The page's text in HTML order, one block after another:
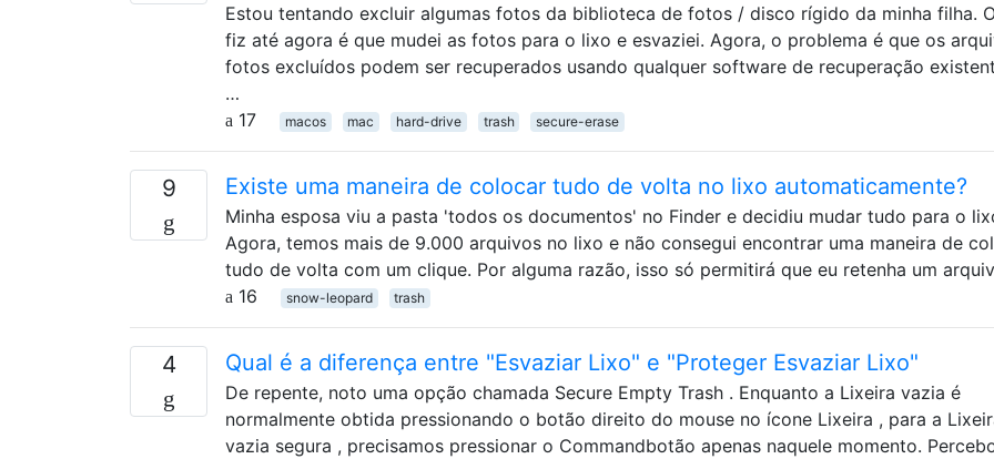
Estou tentando excluir algumas fotos da biblioteca de fotos / disco rígido da minha filha.
fiz até agora é que mudei as fotos para o lixo e esvaziei. Agora, o problema é que os
fotos excluídos podem ser recuperados usando qualquer software de recuperação
…
17
macos mac hard-drive trash secure-erase
9 Existe uma maneira de colocar tudo de volta no lixo automaticamente?
Minha esposa viu a pasta 'todos os documentos' no Finder e decidiu mudar tudo para o
Agora, temos mais de 9.000 arquivos no lixo e não consegui encontrar uma maneira de
tudo de volta com um clique. Por alguma razão, isso só permitirá que eu retenha um
16
snow-leopard trash
4 Qual é a diferença entre "Esvaziar Lixo" e "Proteger Esvaziar Lixo"
De repente, noto uma opção chamada Secure Empty Trash . Enquanto a Lixeira vazia é
normalmente obtida pressionando o botão direito do mouse no ícone Lixeira , para a
vazia segura , precisamos pressionar o Commandbotão apenas naquele momento.